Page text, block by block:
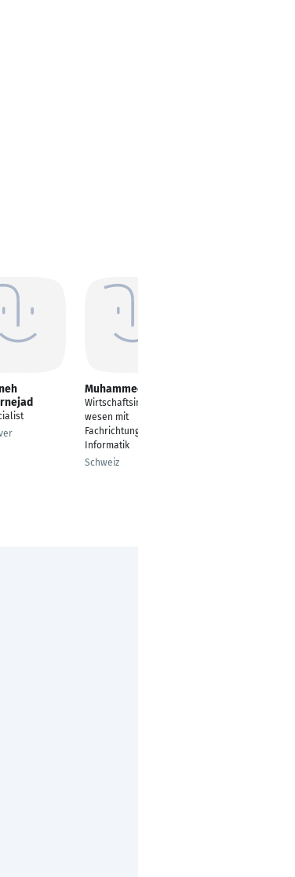
Muhammed Barut
Wirtschaftsingenieur
wesen mit
Fachrichtung
Informatik
Schweiz